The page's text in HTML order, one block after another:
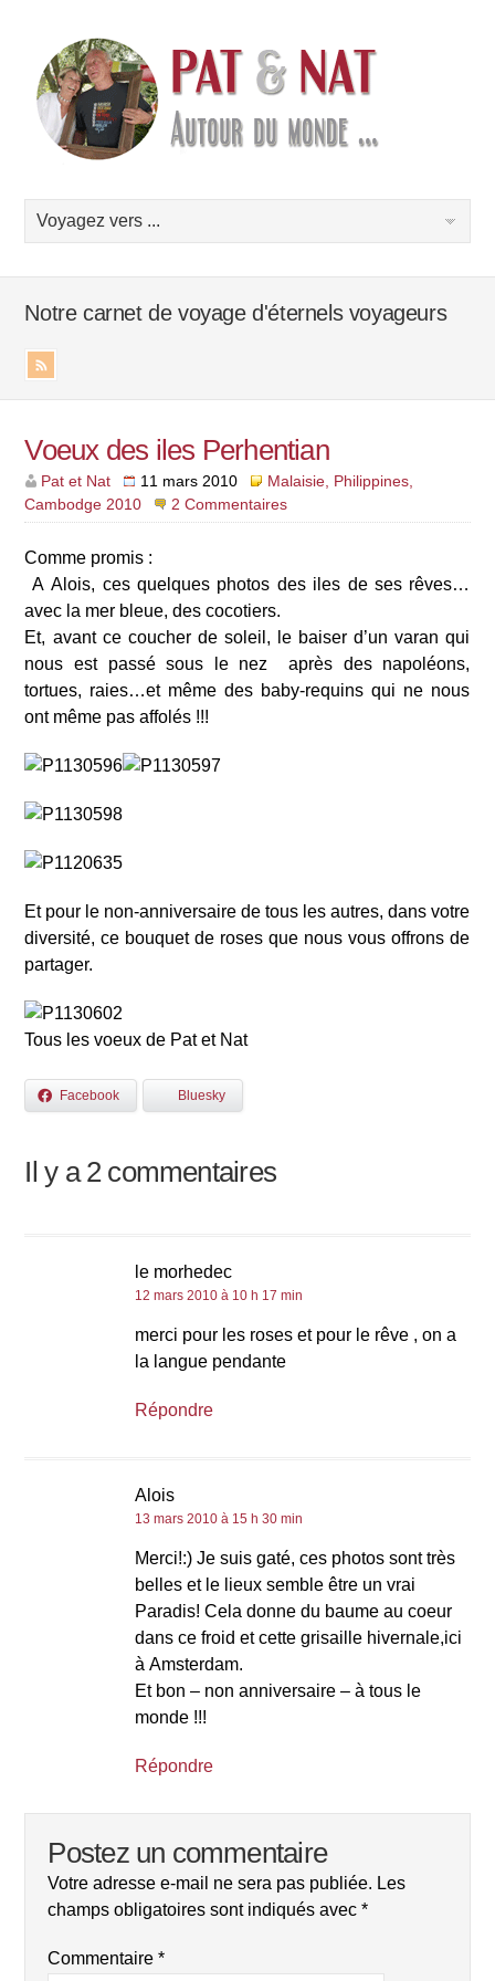
Notre carnet de voyage d'éternels voyageurs
Voeux des iles Perhentian
Pat et Nat 11 mars 2010
Malaisie, Philippines,
Cambodge 2010
2 Commentaires
Comme promis :
A Alois, ces quelques photos des iles de ses rêves…
avec la mer bleue, des cocotiers.
Et, avant ce coucher de soleil, le baiser d’un varan qui
nous est passé sous le nez après des napoléons,
tortues, raies…et même des baby-requins qui ne nous
ont même pas affolés !!!
Et pour le non-anniversaire de tous les autres, dans votre
diversité, ce bouquet de roses que nous vous offrons de
partager.
Tous les voeux de Pat et Nat
Facebook Bluesky
Il y a 2 commentaires
le morhedec
12 mars 2010 à 10 h 17 min
merci pour les roses et pour le rêve , on a
la langue pendante
Répondre
Alois
13 mars 2010 à 15 h 30 min
Merci!:) Je suis gaté, ces photos sont très
belles et le lieux semble être un vrai
Paradis! Cela donne du baume au coeur
dans ce froid et cette grisaille hivernale,ici
à Amsterdam.
Et bon – non anniversaire – à tous le
monde !!!
Répondre
Postez un commentaire
Votre adresse e-mail ne sera pas publiée. Les
champs obligatoires sont indiqués avec*
Commentaire*